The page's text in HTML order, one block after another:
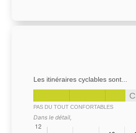
Les itinéraires cyclables sont...
C
PAS DU TOUT CONFORTABLES
Dans le détail,